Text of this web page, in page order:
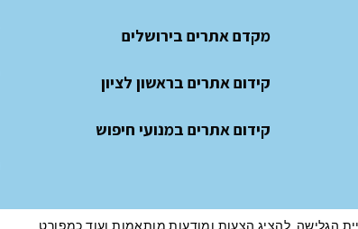
מקדם אתרים בירושלים
קידום אתרים בראשון לציון
קידום אתרים במנועי חיפוש